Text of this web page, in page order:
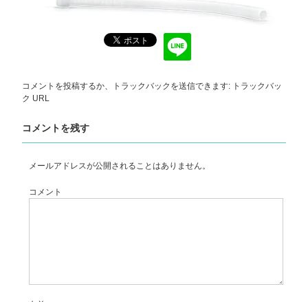
コメントを投稿するか、トラックバックを送信できます: トラックバッ
ク URL
コメントを残す
メールアドレスが公開されることはありません。
コメント